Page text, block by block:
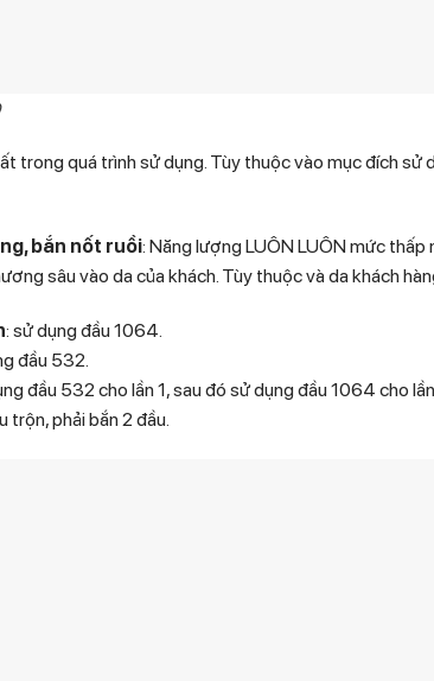
trong quá trình sử dụng. Tùy thuộc vào mục đích sử
bắn nốt ruồi: Năng lượng LUÔN LUÔN mức
sâu vào da của khách. Tùy thuộc và da khách
: sử dụng đầu 1064.
đầu 532.
đầu 532 cho lần 1, sau đó sử dụng đầu 1064 cho
trộn, phải bắn 2 đầu.